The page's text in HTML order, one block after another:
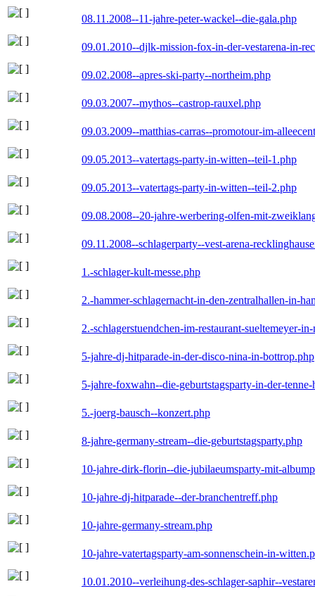
08.11.2008--11-jahre-peter-wackel--die-gala.php
09.01.2010--djlk-mission-fox-in-der-vestarena-in-
09.02.2008--apres-ski-party--northeim.php
09.03.2007--mythos--castrop-rauxel.php
09.03.2009--matthias-carras--promotour-im-
09.05.2013--vatertags-party-in-witten--teil-1.php
09.05.2013--vatertags-party-in-witten--teil-2.php
09.08.2008--20-jahre-werbering-olfen-mit-
09.11.2008--schlagerparty--vest-arena-
1.-schlager-kult-messe.php
2.-hammer-schlagernacht-in-den-zentralhallen-in-
2.-schlagerstuendchen-im-restaurant-sueltemeyer-
5-jahre-dj-hitparade-in-der-disco-nina-in-bottrop.php
5-jahre-foxwahn--die-geburtstagsparty-in-der-tenne-
5.-joerg-bausch--konzert.php
8-jahre-germany-stream--die-geburtstagsparty.php
10-jahre-dirk-florin--die-jubilaeumsparty-mit-
10-jahre-dj-hitparade--der-branchentreff.php
10-jahre-germany-stream.php
10-jahre-vatertagsparty-am-sonnenschein-in-
10.01.2010--verleihung-des-schlager-saphir--